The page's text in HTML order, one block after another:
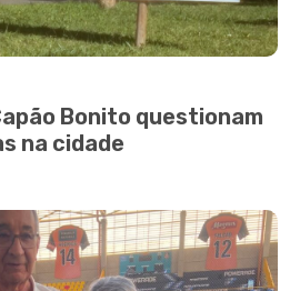
Bonito questionam
na cidade